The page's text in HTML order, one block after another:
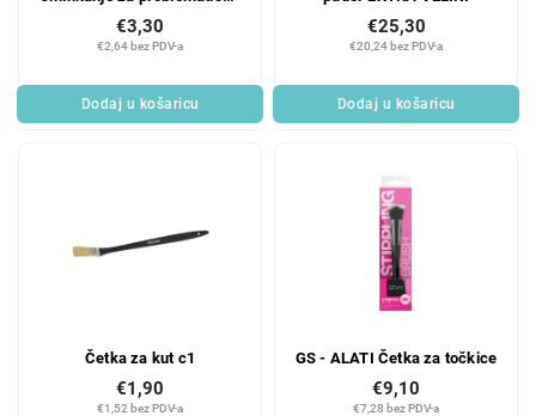
€2,64 bez PDV-a
€3,30
Dodaj u košaricu
€20,24 bez PDV-a
€25,30
Dodaj u košaricu
Četka za kut c1
€1,52 bez PDV-a
€1,90
GS - ALATI Četka za točkice
€7,28 bez PDV-a
€9,10